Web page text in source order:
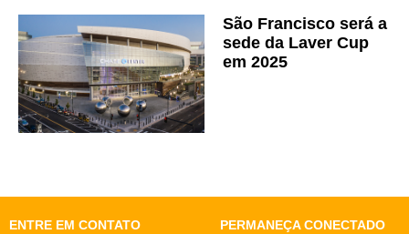
São Francisco será a
sede da Laver Cup
em 2025
ENTRE EM CONTATO
PERMANEÇA CONECTADO